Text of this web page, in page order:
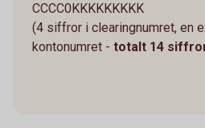
CCCC0KKKKKKKKK
(4 siffror i clearingnumret, en
kontonumret - totalt 14